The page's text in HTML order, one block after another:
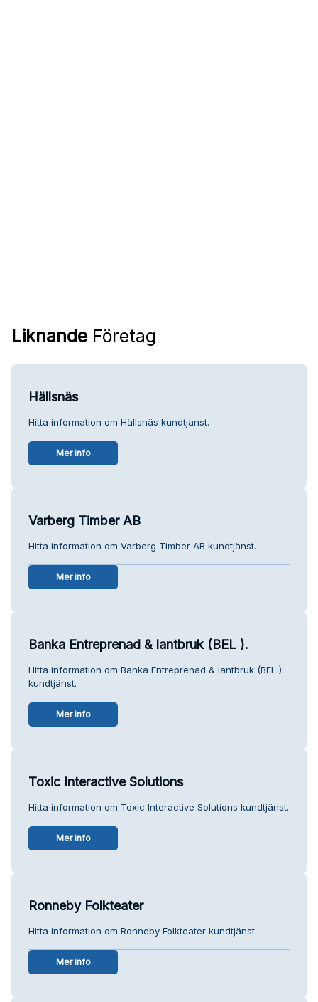
Liknande Företag
Hällsnäs
Hitta information om Hällsnäs kundtjänst.
Mer info
Varberg Timber AB
Hitta information om Varberg Timber AB kundtjänst.
Mer info
Banka Entreprenad & lantbruk (BEL ).
Hitta information om Banka Entreprenad & lantbruk (BEL ).
kundtjänst.
Mer info
Toxic Interactive Solutions
Hitta information om Toxic Interactive Solutions kundtjänst.
Mer info
Ronneby Folkteater
Hitta information om Ronneby Folkteater kundtjänst.
Mer info